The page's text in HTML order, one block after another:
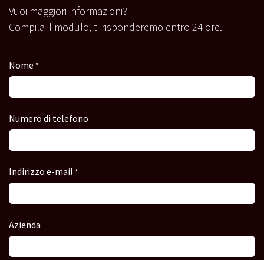
Vuoi maggiori informazioni?
Compila il modulo, ti risponderemo entro 24 ore.
Nome *
Numero di telefono
Indirizzo e-mail *
Azienda